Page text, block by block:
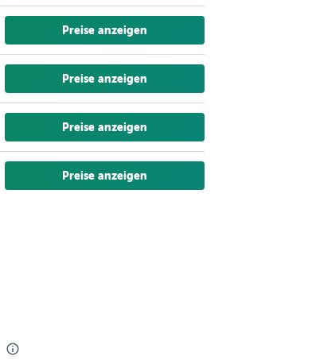
Preise anzeigen
Preise anzeigen
Preise anzeigen
Preise anzeigen